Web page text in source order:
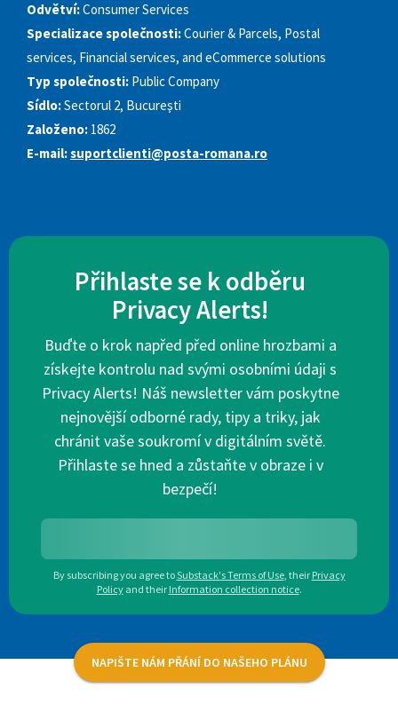
Odvětví:Consumer Services
Specializace společnosti:Courier & Parcels, Postal
services, Financial services, and eCommerce solutions
Typ společnosti: Public Company
Sídlo:Sectorul 2, Bucureşti
Založeno: 1862
E-mail:suportclienti@posta-romana.ro
Přihlaste se k odběru
Privacy Alerts!
Buďte o krok napřed před online hrozbami a
získejte kontrolu nad svými osobními údaji s
Privacy Alerts! Náš newsletter vám poskytne
nejnovější odborné rady, tipy a triky, jak
chránit vaše soukromí v digitálním světě.
Přihlaste se hned a zůstaňte v obraze i v
bezpečí!
By subscribing you agree toSubstack's Terms of Use, their Privacy
Policy and their Information collection notice.
NAPIŠTE NÁM PŘÁNÍ DO NAŠEHO PLÁNU